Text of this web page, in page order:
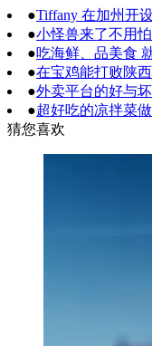
●Tiffany 在加州开
●小怪兽来了不用
●吃海鲜、品美食
●在宝鸡能打败陕
●外卖平台的好与
●超好吃的凉拌菜
猜您喜欢